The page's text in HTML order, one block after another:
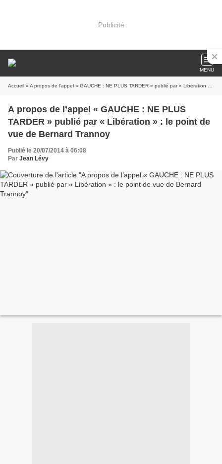
Publicité
MENU
Accueil » A propos de l’appel « GAUCHE : NE PLUS TARDER » publié par « Libération » : le point de vue de Bernard Trannoy
A propos de l’appel « GAUCHE : NE PLUS
TARDER » publié par « Libération » : le point de
vue de Bernard Trannoy
Publié le 20/07/2014 à 06:08
Par Jean Lévy